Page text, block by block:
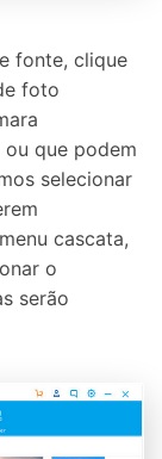
fonte, clique
foto
que podem
selecionar
cascata,
o
serão